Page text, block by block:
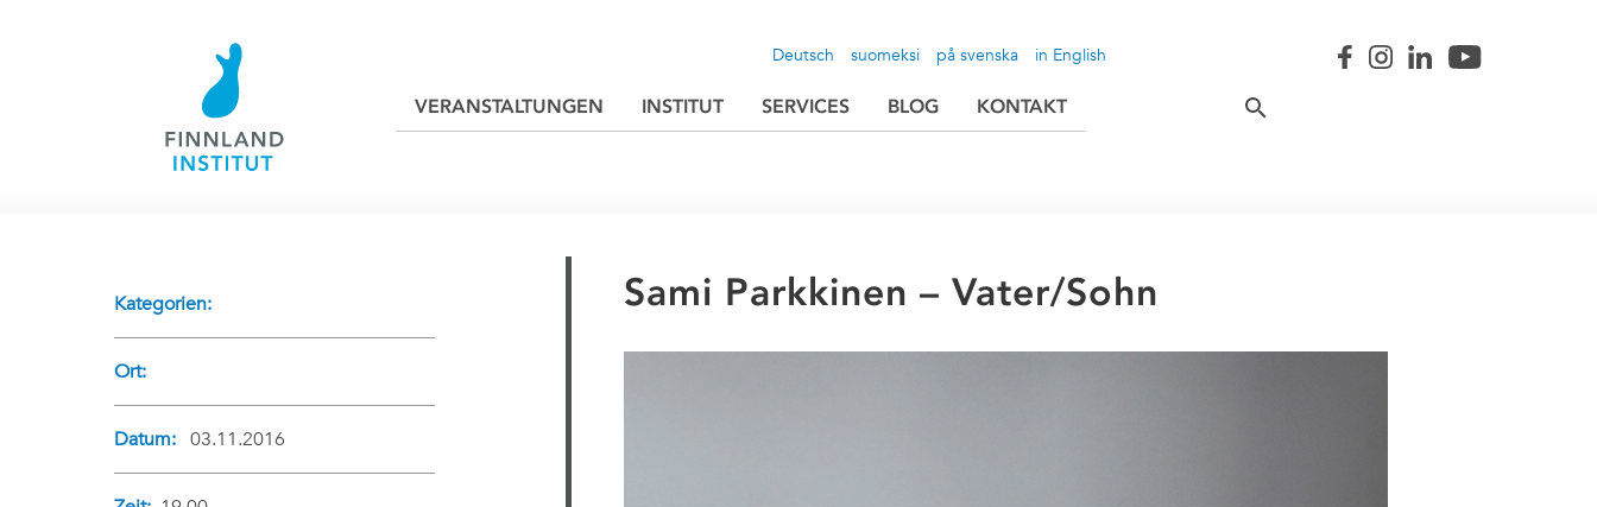
suomeksi
Deutsch på svenska in English
VERANSTALTUNGEN INSTITUT SERVICES BLOG KONTAKT
Kategorien:
Ort:
Datum: 03.11.2016
Sami Parkkinen – Vater/Sohn